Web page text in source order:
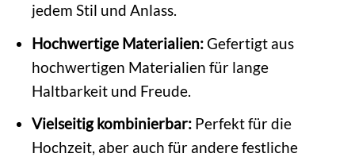
jedem Stil und Anlass.
Hochwertige Materialien:Gefertigt aus
hochwertigen Materialien für lange
Haltbarkeit und Freude.
Vielseitig kombinierbar:Perfekt für die
Hochzeit, aber auch für andere festliche